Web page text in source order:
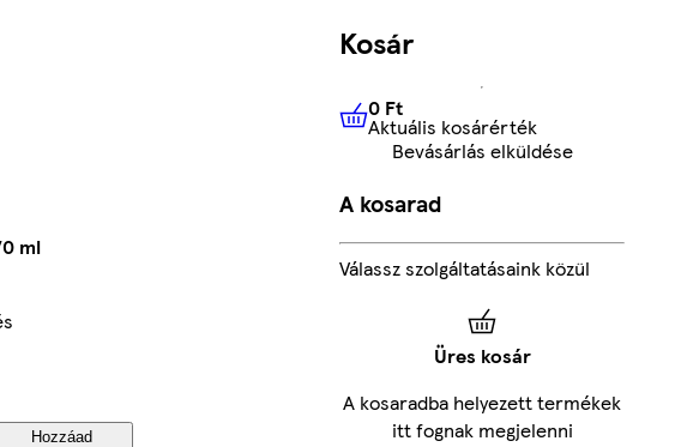
ml
Hozzáad
Kosár
0 FtAktuális kosárérték
0 Ft
Aktuális kosárérték
Bevásárlás elküldése
A kosarad
Válassz szolgáltatásaink közül
Üres kosár
A kosaradba helyezett termékek
itt fognak megjelenni